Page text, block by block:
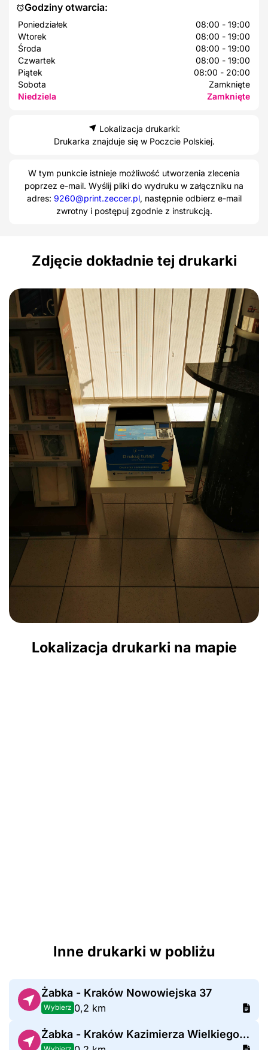
Godziny otwarcia:
Poniedziałek
08:00 - 19:00
Wtorek
08:00 - 19:00
Środa
08:00 - 19:00
Czwartek
08:00 - 19:00
Piątek
08:00 - 20:00
Sobota
Zamknięte
Niedziela
Zamknięte
Lokalizacja drukarki:
Drukarka znajduje się w Poczcie Polskiej.
W tym punkcie istnieje możliwość utworzenia zlecenia
poprzez e-mail. Wyślij pliki do wydruku w załączniku na
adres: 9260@print.zeccer.pl, następnie odbierz e-mail
zwrotny i postępuj zgodnie z instrukcją.
Zdjęcie dokładnie tej drukarki
Lokalizacja drukarki na mapie
Inne drukarki w pobliżu
Żabka - Kraków Nowowiejska 37
Wybierz 0,2 km
Żabka - Kraków Kazimierza Wielkiego 82